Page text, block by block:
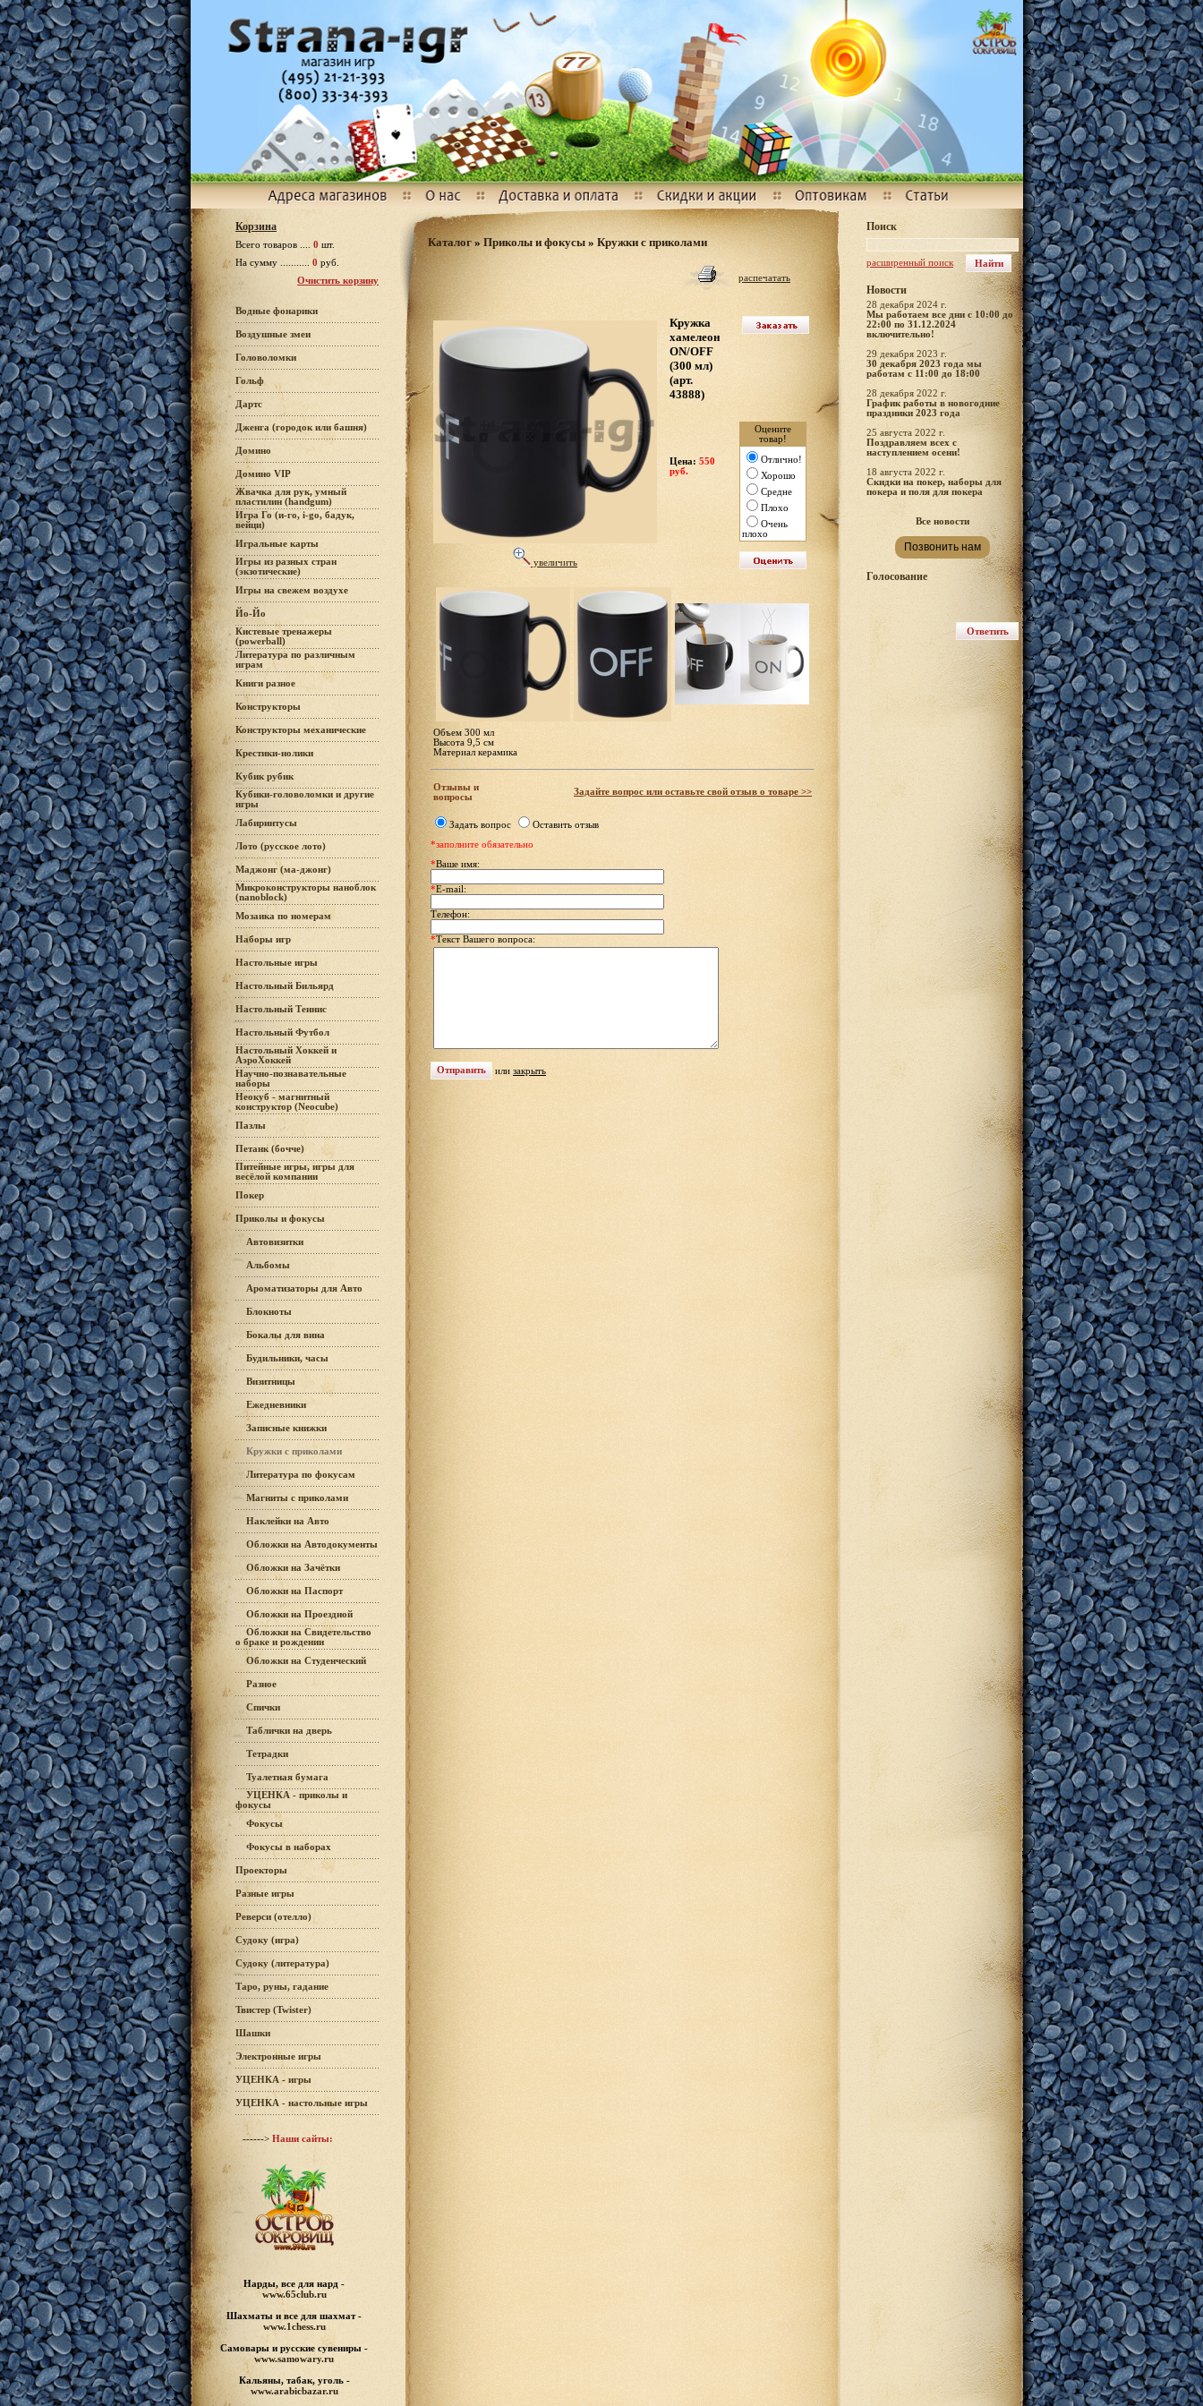
Корзина
Всего товаров .... 0 шт.
На сумму ........... 0 руб.
Очистить корзину
Водные фонарики
Воздушные змеи
Головоломки
Гольф
Дартс
Дженга (городок или башня)
Домино
Домино VIP
Жвачка для рук, умный
пластилин (handgum)
Игра Го (и-го, i-go, бадук,
вейци)
Игральные карты
Игры из разных стран
(экзотические)
Игры на свежем воздухе
Йо-Йо
Кистевые тренажеры
(powerball)
Литература по различным
играм
Книги разное
Конструкторы
Конструкторы механические
Крестики-нолики
Кубик рубик
Кубики-головоломки и другие
игры
Лабиринтусы
Лото (русское лото)
Маджонг (ма-джонг)
Микроконструкторы наноблок
(nanoblock)
Мозаика по номерам
Наборы игр
Настольные игры
Настольный Бильярд
Настольный Теннис
Настольный Футбол
Настольный Хоккей и
АэроХоккей
Научно-познавательные
наборы
Неокуб - магнитный
конструктор (Neocube)
Пазлы
Петанк (бочче)
Питейные игры, игры для
весёлой компании
Покер
Приколы и фокусы
Автовизитки
Альбомы
Ароматизаторы для Авто
Блокноты
Бокалы для вина
Будильники, часы
Визитницы
Ежедневники
Записные книжки
Кружки с приколами
Литература по фокусам
Магниты с приколами
Наклейки на Авто
Обложки на Автодокументы
Обложки на Зачётки
Обложки на Паспорт
Обложки на Проездной
Обложки на Свидетельство
о браке и рождении
Обложки на Студенческий
Разное
Спички
Таблички на дверь
Тетрадки
Туалетная бумага
УЦЕНКА - приколы и
фокусы
Фокусы
Фокусы в наборах
Проекторы
Разные игры
Реверси (отелло)
Судоку (игра)
Судоку (литература)
Таро, руны, гадание
Твистер (Twister)
Шашки
Электронные игры
УЦЕНКА - игры
УЦЕНКА - настольные игры
------> Наши сайты:
Нарды, все для нард -
www.65club.ru
Шахматы и все для шахмат -
www.1chess.ru
Самовары и русские сувениры -
www.samowary.ru
Кальяны, табак, уголь -
www.arabicbazar.ru
Каталог»Приколы и фокусы »Кружки с приколами
распечатать
увеличить
Кружка
хамелеон
ON/OFF
(300 мл)
(арт.
43888)
Цена: 550
руб.
Оцените
товар!
Отлично!
Хорошо
Средне
Плохо
Очень
плохо
Объем 300 мл
Высота 9,5 см
Материал керамика
Отзывы и
вопросы
Задайте вопрос или оставьте свой отзыв о товаре >>
Задать вопрос
Оставить отзыв
*заполните обязательно
*Ваше имя:
*E-mail:
Телефон:
*Текст Вашего вопроса:
или закрыть
Поиск
расширенный поиск
Новости
28 декабря 2024 г.
Мы работаем все дни с 10:00 до
22:00 по 31.12.2024
включительно!
29 декабря 2023 г.
30 декабря 2023 года мы
работам с 11:00 до 18:00
28 декабря 2022 г.
График работы в новогодние
праздники 2023 года
25 августа 2022 г.
Поздравляем всех с
наступлением осени!
18 августа 2022 г.
Скидки на покер, наборы для
покера и поля для покера
Все новости
Позвонить нам
Голосование